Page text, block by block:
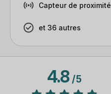
Capteur de proximité
et 36 autres
4.8/5